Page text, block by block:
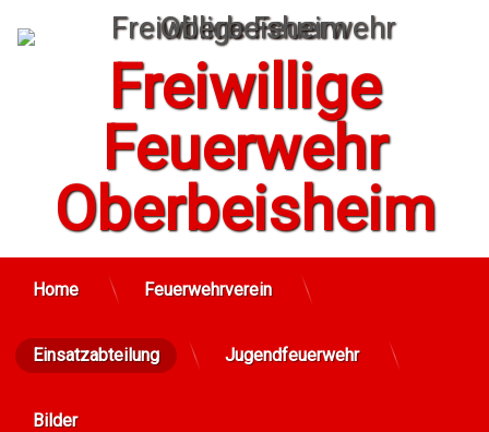
Freiwillige
Feuerwehr
Oberbeisheim
Home Feuerwehrverein
Einsatzabteilung Jugendfeuerwehr
Bilder